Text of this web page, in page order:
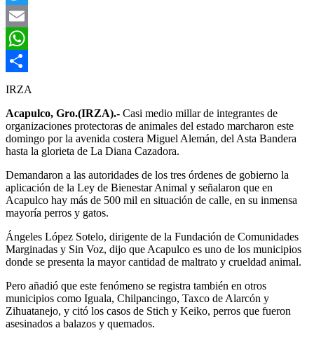
Twitter
Email
WhatsApp
Compartir
IRZA
Acapulco, Gro.(IRZA).- Casi medio millar de integrantes de
organizaciones protectoras de animales del estado marcharon este
domingo por la avenida costera Miguel Alemán, del Asta Bandera
hasta la glorieta de La Diana Cazadora.
Demandaron a las autoridades de los tres órdenes de gobierno la
aplicación de la Ley de Bienestar Animal y señalaron que en
Acapulco hay más de 500 mil en situación de calle, en su inmensa
mayoría perros y gatos.
Ángeles López Sotelo, dirigente de la Fundación de Comunidades
Marginadas y Sin Voz, dijo que Acapulco es uno de los municipios
donde se presenta la mayor cantidad de maltrato y crueldad animal.
Pero añadió que este fenómeno se registra también en otros
municipios como Iguala, Chilpancingo, Taxco de Alarcón y
Zihuatanejo, y citó los casos de Stich y Keiko, perros que fueron
asesinados a balazos y quemados.